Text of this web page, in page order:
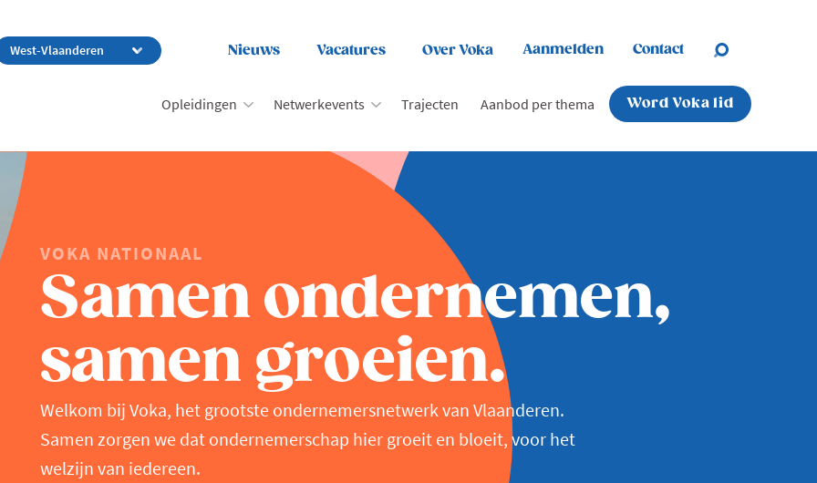
Nieuws Vacatures Over Voka Aanmelden Contact
Opleidingen Netwerkevents Trajecten Aanbod per thema Word Voka lid
VOKA NATIONAAL
Samen ondernemen,
samen groeien.
Welkom bij Voka, het grootste ondernemersnetwerk van Vlaanderen.
Samen zorgen we dat ondernemerschap hier groeit en bloeit, voor het
welzijn van iedereen.